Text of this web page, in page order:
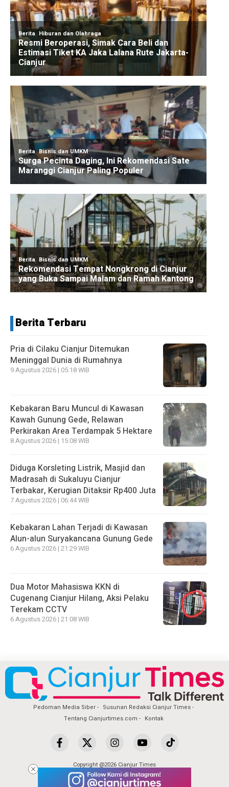
Berita Terbaru
Pria di Cilaku Cianjur Ditemukan
Meninggal Dunia di Rumahnya
9 Agustus 2026 | 05:18 WIB
Kebakaran Baru Muncul di Kawasan
Kawah Gunung Gede, Relawan
Perkirakan Area Terdampak 5 Hektare
8 Agustus 2026 | 15:08 WIB
Diduga Korsleting Listrik, Masjid dan
Madrasah di Sukaluyu Cianjur
Terbakar, Kerugian Ditaksir Rp400 Juta
7 Agustus 2026 | 06:44 WIB
Kebakaran Lahan Terjadi di Kawasan
Alun-alun Suryakancana Gunung Gede
6 Agustus 2026 | 21:29 WIB
Dua Motor Mahasiswa KKN di
Cugenang Cianjur Hilang, Aksi Pelaku
Terekam CCTV
6 Agustus 2026 | 21:08 WIB
Pedoman Media Siber
Susunan Redaksi Cianjur Times
Tentang Cianjurtimes.com
Kontak
Copyright @2026 Cianjur Times
All Rights Reserved